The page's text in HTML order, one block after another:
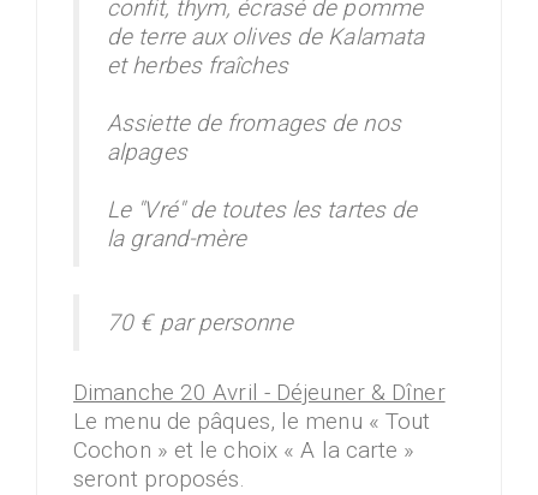
confit, thym, écrasé de pomme
de terre aux olives de Kalamata
et herbes fraîches
Assiette de fromages de nos
alpages
Le "Vré" de toutes les tartes de
la grand-mère
70 € par personne
Dimanche 20 Avril - Déjeuner & Dîner
Le menu de pâques, le menu « Tout
Cochon » et le choix « A la carte »
seront proposés.